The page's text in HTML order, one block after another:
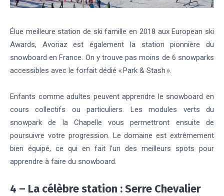
Élue meilleure station de ski famille en 2018 aux European ski
Awards, Avoriaz est également la station pionnière du
snowboard en France. On y trouve pas moins de 6 snowparks
accessibles avec le forfait dédié « Park & Stash ».
Enfants comme adultes peuvent apprendre le snowboard en
cours collectifs ou particuliers. Les modules verts du
snowpark de la Chapelle vous permettront ensuite de
poursuivre votre progression. Le domaine est extrêmement
bien équipé, ce qui en fait l’un des meilleurs spots pour
apprendre à faire du snowboard.
4 – La célèbre station : Serre Chevalier